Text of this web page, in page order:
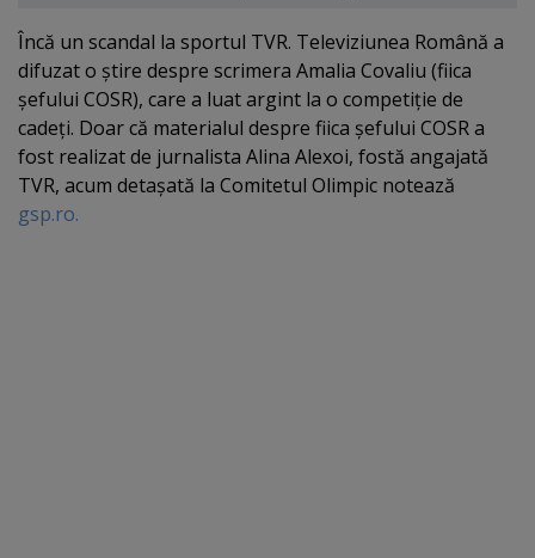
Încă un scandal la sportul TVR. Televiziunea Română a
difuzat o ştire despre scrimera Amalia Covaliu (fiica
şefului COSR), care a luat argint la o competiţie de
cadeţi. Doar că materialul despre fiica şefului COSR a
fost realizat de jurnalista Alina Alexoi, fostă angajată
TVR, acum detaşată la Comitetul Olimpic notează
gsp.ro.